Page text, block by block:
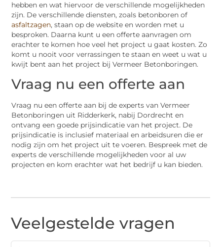
hebben en wat hiervoor de verschillende mogelijkheden
zijn. De verschillende diensten, zoals betonboren of
asfaltzagen, staan op de website en worden met u
besproken. Daarna kunt u een offerte aanvragen om
erachter te komen hoe veel het project u gaat kosten. Zo
komt u nooit voor verrassingen te staan en weet u wat u
kwijt bent aan het project bij Vermeer Betonboringen.
Vraag nu een offerte aan
Vraag nu een offerte aan bij de experts van Vermeer
Betonboringen uit Ridderkerk, nabij Dordrecht en
ontvang een goede prijsindicatie van het project. De
prijsindicatie is inclusief materiaal en arbeidsuren die er
nodig zijn om het project uit te voeren. Bespreek met de
experts de verschillende mogelijkheden voor al uw
projecten en kom erachter wat het bedrijf u kan bieden.
Veelgestelde vragen